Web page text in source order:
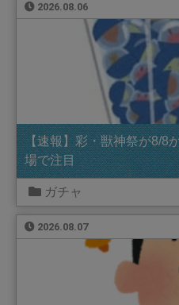
2026.08.06
【速報】彩・獣神祭が8/8
場で注目
ガチャ
2026.08.07